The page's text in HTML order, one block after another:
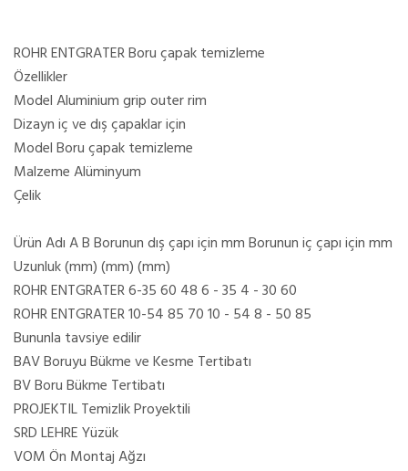
ROHR ENTGRATER Boru çapak temizleme
Özellikler
Model Aluminium grip outer rim
Dizayn iç ve dış çapaklar için
Model Boru çapak temizleme
Malzeme Alüminyum
Çelik
Ürün Adı A B Borunun dış çapı için mm Borunun iç çapı için mm
Uzunluk (mm) (mm) (mm)
ROHR ENTGRATER 6-35 60 48 6 - 35 4 - 30 60
ROHR ENTGRATER 10-54 85 70 10 - 54 8 - 50 85
Bununla tavsiye edilir
BAV Boruyu Bükme ve Kesme Tertibatı
BV Boru Bükme Tertibatı
PROJEKTIL Temizlik Proyektili
SRD LEHRE Yüzük
VOM Ön Montaj Ağzı